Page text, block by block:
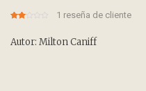
of
based
1 reseña de cliente
Autor: Milton Caniff